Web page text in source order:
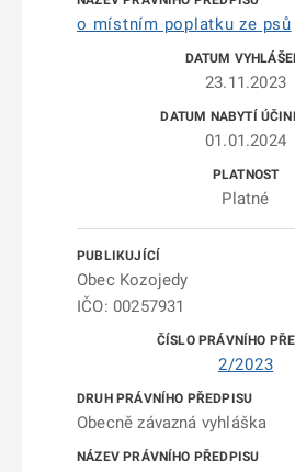
o místním poplatku ze psů
23.11.2023
01.01.2024
Platné
Obec Kozojedy
IČO: 00257931
2/2023
Obecně závazná vyhláška